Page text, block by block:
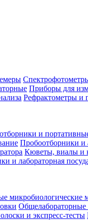
Приборы для
Рефрактометры и
и
Пробоотборники и
Кюветы, виалы и
и лабораторная
микробиологические
Общелабораторные
и экспресс-тесты